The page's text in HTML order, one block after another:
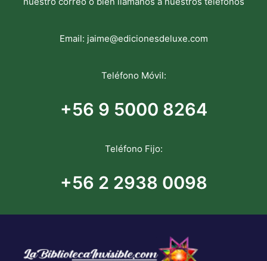
Email: jaime@edicionesdeluxe.com
Teléfono Móvil:
+56 9 5000 8264
Teléfono Fijo:
+56 2 2938 0098